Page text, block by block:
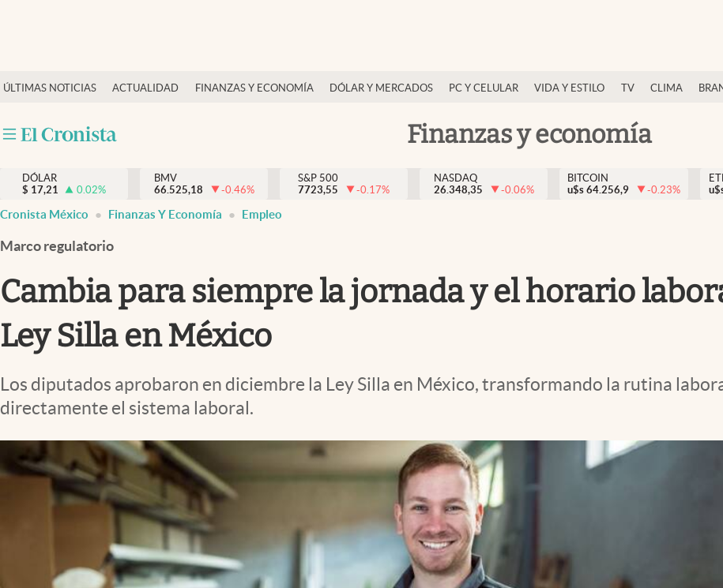
ÚLTIMAS NOTICIAS ACTUALIDAD FINANZAS Y ECONOMÍA DÓLAR Y MERCADOS PC Y CELULAR VIDA Y ESTILO TV CLIMA
Finanzas y economía
Actualidad
Internacionales
Opinión
Brand Strategy
Vida y estilo
Espiritualidad
abre en nueva pestaña
DÓLAR
$ 17,21 0.02%
BMV
66.525,18
-0.46%
S&P 500
7723,55
-0.17%
NASDAQ
26.348,35
-0.06%
BITCOIN
u$s 64.256,9 -0.23%
Cronista México Finanzas Y Economía Empleo
Marco regulatorio
Cambia para siempre la jornada y el horario
Ley Silla en México
Los diputados aprobaron en diciembre la Ley Silla en México, transformando la rutina
directamente el sistema laboral.